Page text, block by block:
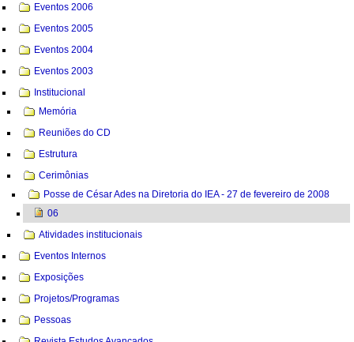
Eventos 2006
Eventos 2005
Eventos 2004
Eventos 2003
Institucional
Memória
Reuniões do CD
Estrutura
Cerimônias
Posse de César Ades na Diretoria do IEA - 27 de fevereiro de 2008
06
Atividades institucionais
Eventos Internos
Exposições
Projetos/Programas
Pessoas